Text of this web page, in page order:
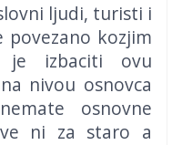
ljudi, turisti i
povezano kozjim
je izbaciti ovu
nivou osnovca
osnovne
ni za staro a